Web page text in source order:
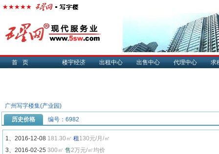
首页 楼宇经济 出租中心 出售中心 代理中心 求
广州写字楼集(产业园)
历史价格
编号：6982
1、2016-12-08 181.30㎡ 租 130元/月/㎡
3、2016-02-25 300㎡ 售2万元/㎡均价